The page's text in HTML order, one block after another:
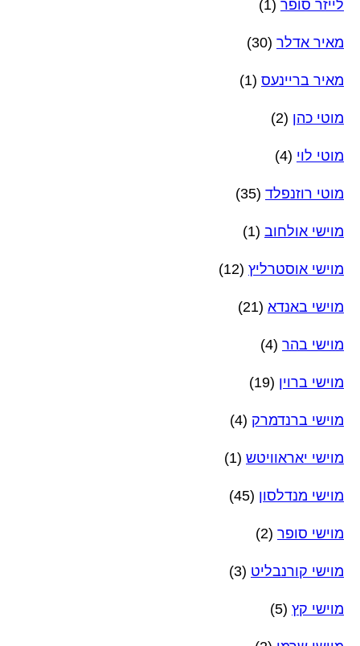
לייזר סופר (1)
מאיר אדלר (30)
מאיר בריינעס (1)
מוטי כהן (2)
מוטי לוי (4)
מוטי רוזנפלד (35)
מוישי אולחוב (1)
מוישי אוסטרליץ (12)
מוישי באנדא (21)
מוישי בהר (4)
מוישי ברוין (19)
מוישי ברנדמרק (4)
מוישי יאראוויטש (1)
מוישי מנדלסון (45)
מוישי סופר (2)
מוישי קורנבליט (3)
מוישי קץ (5)